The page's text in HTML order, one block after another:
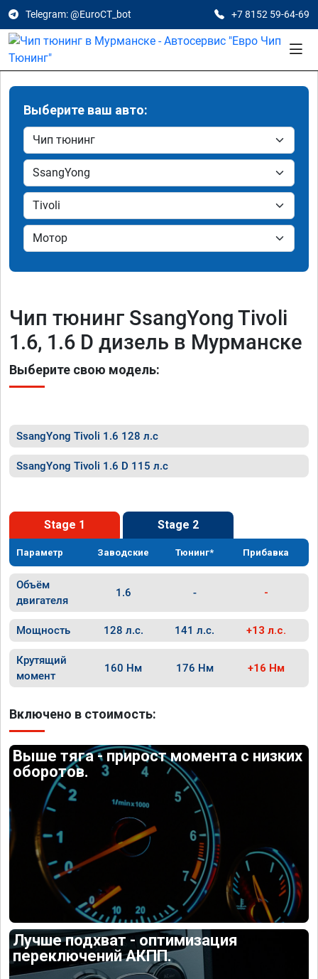
Telegram: @EuroCT_bot +7 8152 59-64-69
Выберите ваш авто:
Чип тюнинг SsangYong Tivoli
1.6, 1.6 D дизель в Мурманске
Выберите свою модель:
SsangYong Tivoli 1.6 128 л.с
SsangYong Tivoli 1.6 D 115 л.с
Stage 1 Stage 2
Параметр Заводские Тюнинг* Прибавка
Объём
двигателя
1.6 - -
Мощность 128 л.с. 141 л.с. +13 л.с.
Крутящий
момент
160 Нм 176 Нм +16 Нм
Включено в стоимость:
Выше тяга - прирост момента с низких
оборотов.
Лучше подхват - оптимизация
переключений АКПП.